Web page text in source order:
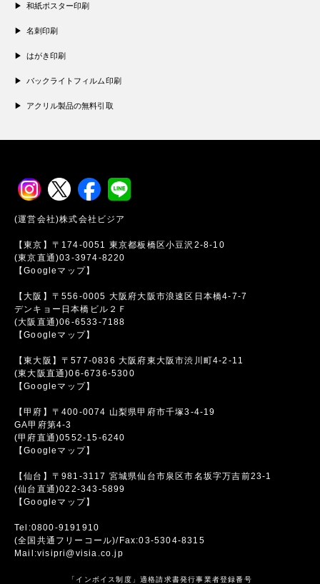
和紙ポスター印刷
名刺印刷
はがき印刷
バックライトフィルム印刷
アクリル製品の無料引取
(運営会社)株式会社ビジア
【東京】〒174-0051 東京都板橋区小豆沢2-8-10
(東京直通)03-3974-8220
【Googleマップ】
【大阪】〒556-0005 大阪府大阪市浪速区日本橋4-7-7
デンキョー日本橋ビル２Ｆ
(大阪直通)06-6533-7188
【Googleマップ】
【東大阪】〒577-0836 大阪府東大阪市渋川町4-2-11
(東大阪直通)06-6736-5300
【Googleマップ】
【甲府】〒400-0074 山梨県甲府市千塚3-4-19
GA甲府第4-3
(甲府直通)0552-15-6240
【Googleマップ】
【仙台】〒981-3117 宮城県仙台市泉区市名坂字万吉前23-1
(仙台直通)022-343-5899
【Googleマップ】
Tel:0800-9191910
(全国共通フリーコール)/Fax:03-5304-8315
Mail:visipri@visia.co.jp
「インボイス制度」適格請求書発行事業者登録番号